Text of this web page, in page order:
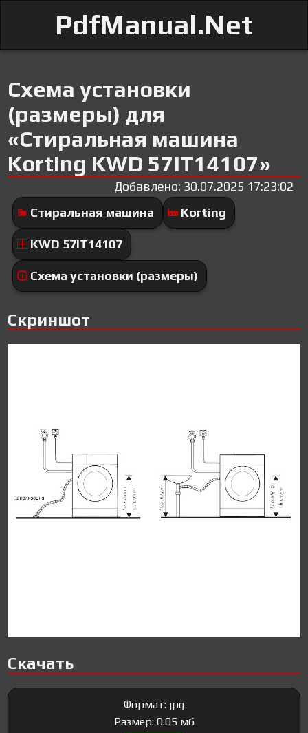
PdfManual.Net
Схема установки
(размеры) для
«Стиральная машина
Korting KWD 57IT14107»
Добавлено: 30.07.2025 17:23:02
Стиральная машина
Korting
KWD 57IT14107
Схема установки (размеры)
Скриншот
Скачать
Формат: jpg
Размер: 0.05 мб